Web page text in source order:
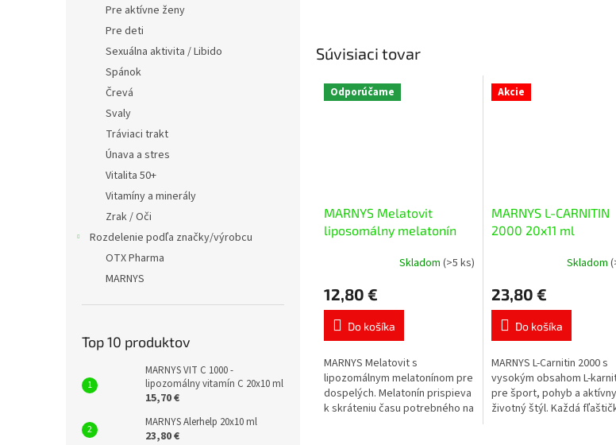
Pre aktívne ženy
Pre deti
Sexuálna aktivita / Libido
Spánok
Črevá
Svaly
Tráviaci trakt
Únava a stres
Vitalita 50+
Vitamíny a minerály
Zrak / Oči
Rozdelenie podľa značky/výrobcu
OTX Pharma
MARNYS
Top 10 produktov
MARNYS VIT C 1000 -
lipozomálny vitamín C 20x10 ml
15,70 €
MARNYS Alerhelp 20x10 ml
23,80 €
Súvisiaci tovar
Odporúčame
MARNYS Melatovit
liposomálny melatonín
produktu
je
5,0
z
5
hviezdičiek.
Skladom (>5 ks)
12,80 €
Do košíka
MARNYS Melatovit s
lipozomálnym melatonínom pre
dospelých. Melatonín prispieva
k skráteniu času potrebného na
Akcie
MARNYS L-CARNITIN
2000 20x11 ml
produktu
je
5,0
z
5
hviezdičiek.
Skladom
23,80 €
Do košíka
MARNYS L-Carnitin 2000 s
vysokým obsahom L-
pre šport, pohyb a aktívny
životný štýl. Každá